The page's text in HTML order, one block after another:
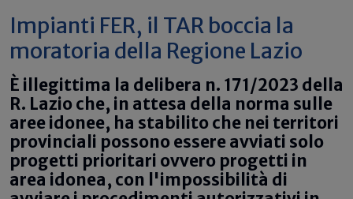
Impianti FER, il TAR boccia la
moratoria della Regione Lazio
È illegittima la delibera n. 171/2023 della
R. Lazio che, in attesa della norma sulle
aree idonee, ha stabilito che nei territori
provinciali possono essere avviati solo
progetti prioritari ovvero progetti in
area idonea, con l'impossibilità di